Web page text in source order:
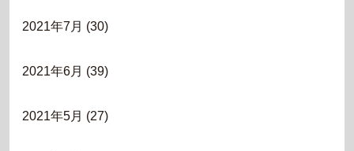
2021年7月 (30)
2021年6月 (39)
2021年5月 (27)